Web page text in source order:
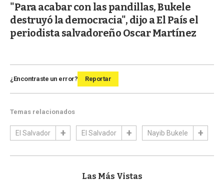
"Para acabar con las pandillas, Bukele
destruyó la democracia", dijo a El País el
periodista salvadoreño Oscar Martínez
¿Encontraste un error? Reportar
Temas relacionados
El Salvador El Salvador Nayib Bukele
Las Más Vistas